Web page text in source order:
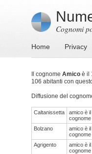
Cognomi
Home Privacy
Il cognome Amico è il
106 abitanti con
Diffusione del
Caltanissetta
amico è il
Bolzano
amico è il
Agrigento
amico è il